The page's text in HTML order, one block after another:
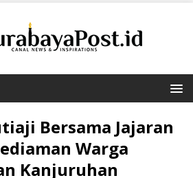
Bersama Jajaran
Warga
Kanjuruhan